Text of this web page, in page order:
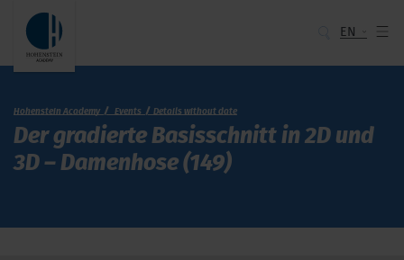
EN
Hohenstein Academy Events Details without date
Der gradierte Basisschnitt in 2D und
3D – Damenhose (149)